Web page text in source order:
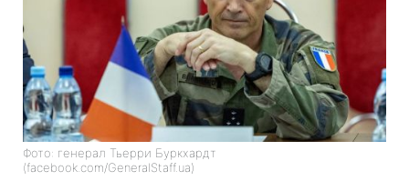
Фото: генерал Тьерри Буркхардт
(facebook.com/GeneralStaff.ua)